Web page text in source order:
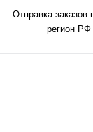
Отправка заказов
регион РФ